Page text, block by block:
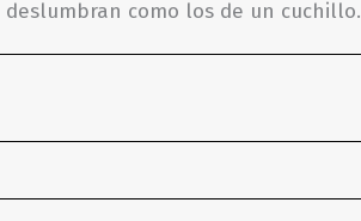
como los de un cuchillo.